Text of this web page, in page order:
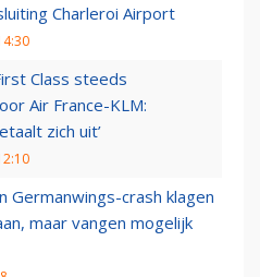
Charleroi Airport
Class steeds
Air France-KLM:
zich uit’
Germanwings-crash klagen
maar vangen mogelijk